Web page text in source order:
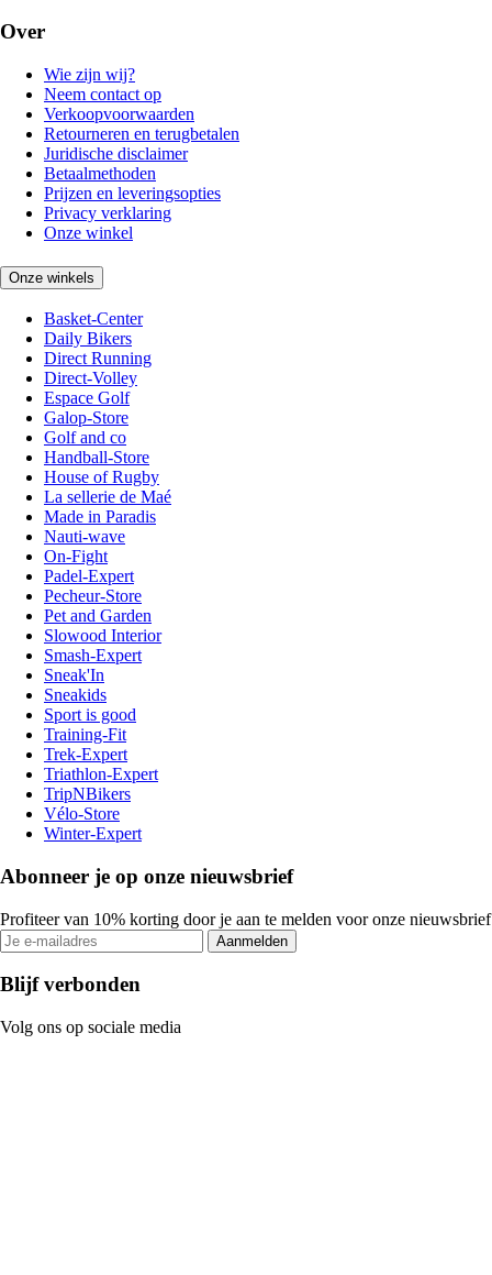
Over
Wie zijn wij?
Neem contact op
Verkoopvoorwaarden
Retourneren en terugbetalen
Juridische disclaimer
Betaalmethoden
Prijzen en leveringsopties
Privacy verklaring
Onze winkel
Onze winkels
Basket-Center
Daily Bikers
Direct Running
Direct-Volley
Espace Golf
Galop-Store
Golf and co
Handball-Store
House of Rugby
La sellerie de Maé
Made in Paradis
Nauti-wave
On-Fight
Padel-Expert
Pecheur-Store
Pet and Garden
Slowood Interior
Smash-Expert
Sneak'In
Sneakids
Sport is good
Training-Fit
Trek-Expert
Triathlon-Expert
TripNBikers
Vélo-Store
Winter-Expert
Abonneer je op onze nieuwsbrief
Profiteer van 10% korting door je aan te melden voor onze nieuwsbrief
Aanmelden
Blijf verbonden
Volg ons op sociale media